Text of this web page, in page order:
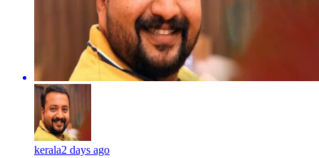
kerala2 days ago